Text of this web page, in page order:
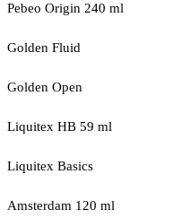
Pebeo Origin 240 ml
Golden Fluid
Golden Open
Liquitex HB 59 ml
Liquitex Basics
Amsterdam 120 ml